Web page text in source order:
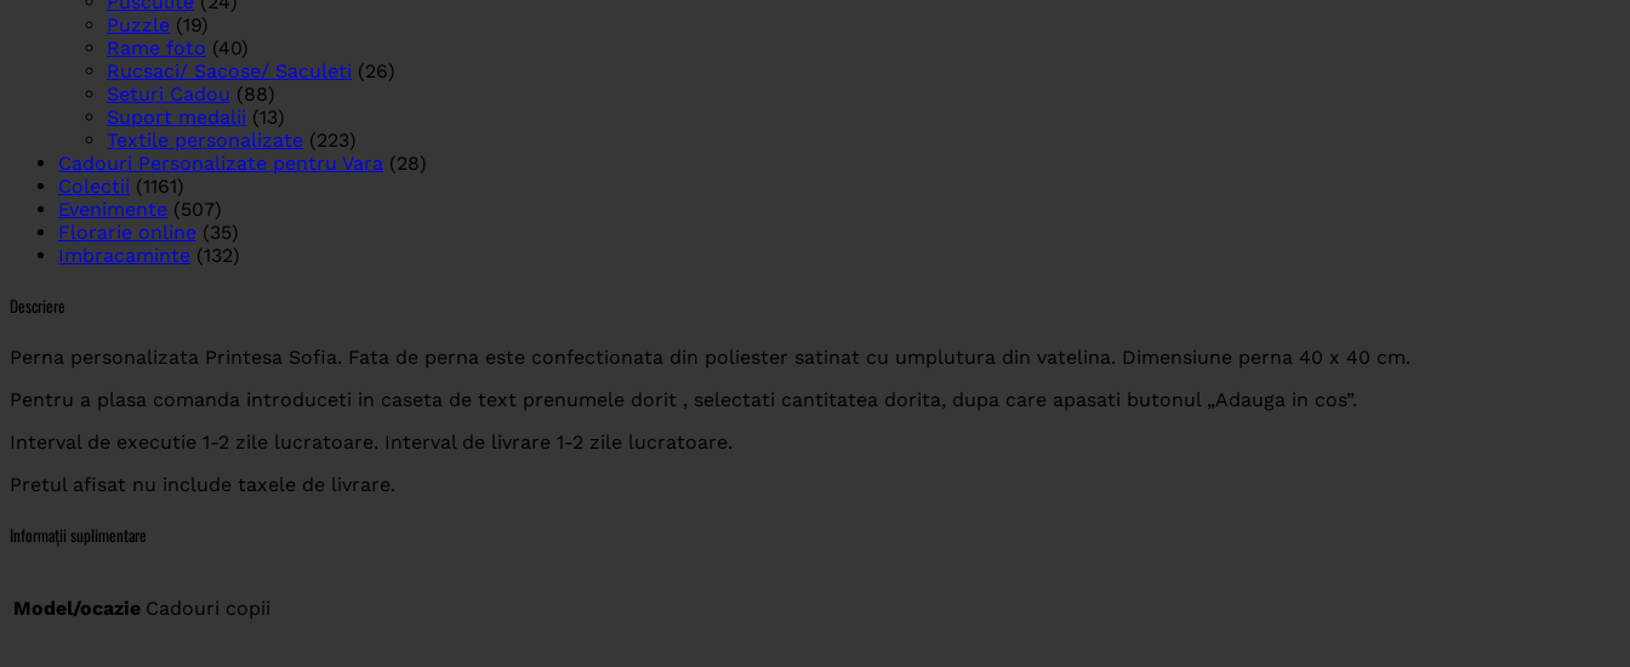
Puzzle (19)
Rame foto (40)
Rucsaci/ Sacose/ Saculeti (26)
Seturi Cadou (88)
Suport medalii (13)
Textile personalizate (223)
Cadouri Personalizate pentru Vara (28)
Colectii (1161)
Evenimente (507)
Florarie online (35)
Imbracaminte (132)
Descriere
Perna personalizata Printesa Sofia. Fata de perna este confectionata din poliester satinat cu umplutura din vatelina. Dimensiune perna 40 x 40 cm.
Pentru a plasa comanda introduceti in caseta de text prenumele dorit , selectati cantitatea dorita, dupa care apasati butonul „Adauga in cos”.
Interval de executie 1-2 zile lucratoare. Interval de livrare 1-2 zile lucratoare.
Pretul afisat nu include taxele de livrare.
Informații suplimentare
Model/ocazie Cadouri copii